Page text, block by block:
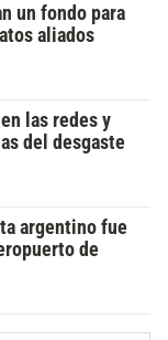
un fondo para
aliados
las redes y
del desgaste
argentino fue
de